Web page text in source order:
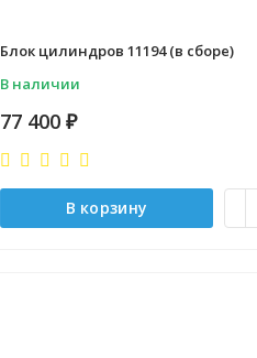
Блок цилиндров 11194 (в сборе)
В наличии
77 400 ₽
В корзину